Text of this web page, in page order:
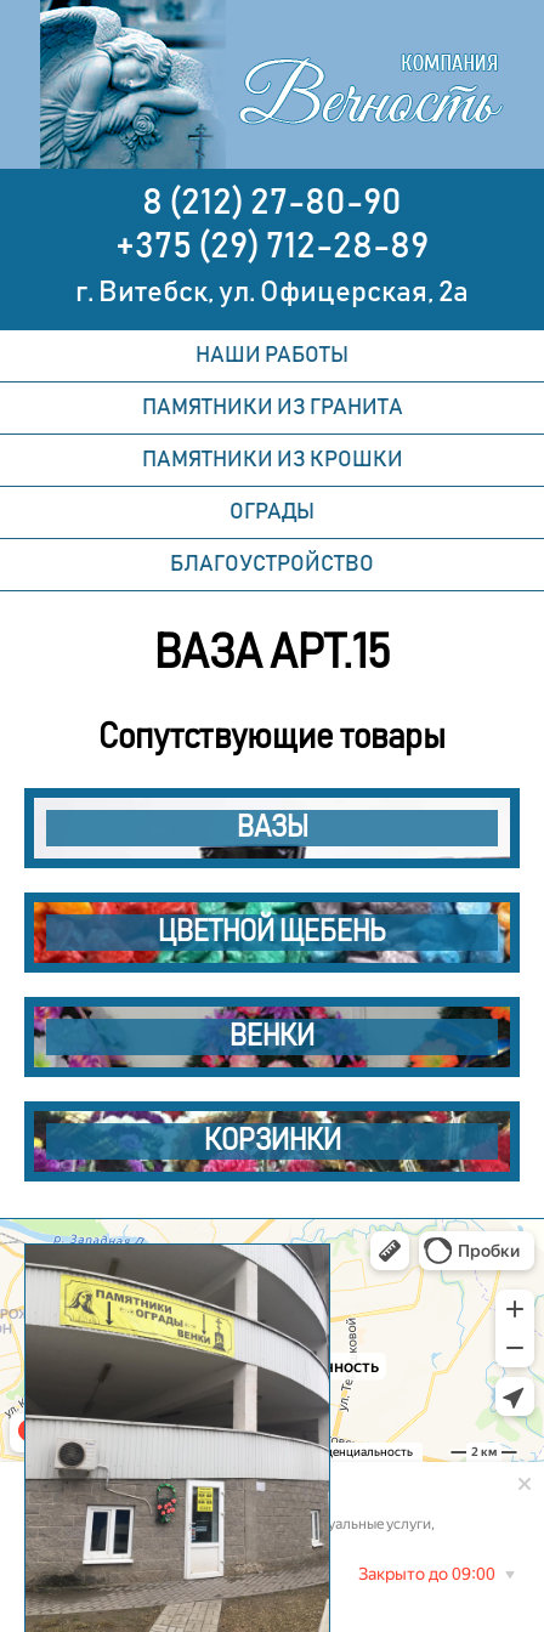
8 (212) 27-80-90
+375 (29) 712-28-89
г. Витебск, ул. Офицерская, 2а
НАШИ РАБОТЫ
ПАМЯТНИКИ ИЗ ГРАНИТА
ПАМЯТНИКИ ИЗ КРОШКИ
ОГРАДЫ
БЛАГОУСТРОЙСТВО
ВАЗА АРТ.15
Сопутствующие товары
ВАЗЫ
ЦВЕТНОЙ ЩЕБЕНЬ
ВЕНКИ
КОРЗИНКИ